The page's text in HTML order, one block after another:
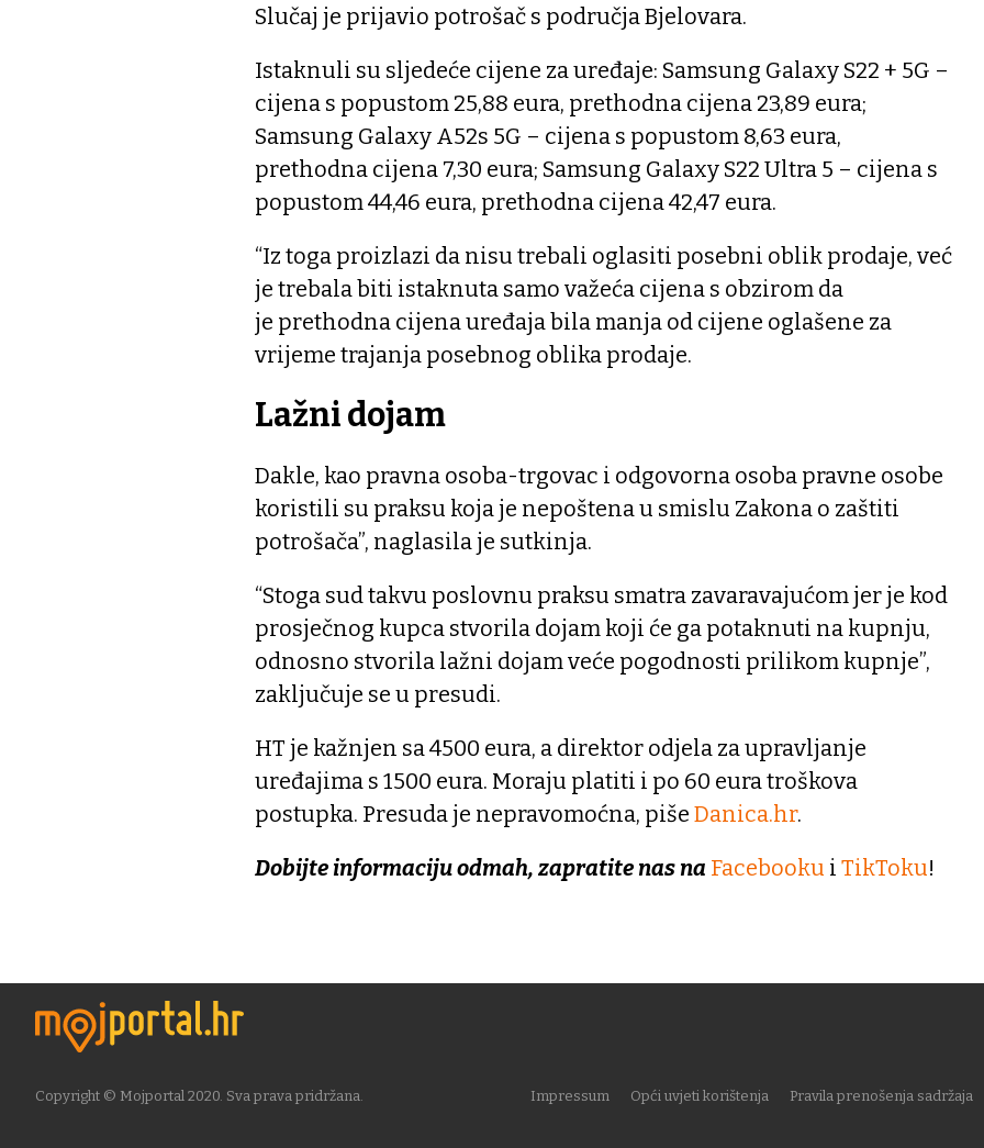
Slučaj je prijavio potrošač s područja Bjelovara.
Istaknuli su sljedeće cijene za uređaje: Samsung Galaxy S22 + 5G –
cijena s popustom 25,88 eura, prethodna cijena 23,89 eura;
Samsung Galaxy A52s 5G – cijena s popustom 8,63 eura,
prethodna cijena 7,30 eura; Samsung Galaxy S22 Ultra 5 – cijena s
popustom 44,46 eura, prethodna cijena 42,47 eura.
“Iz toga proizlazi da nisu trebali oglasiti posebni oblik prodaje, već
je trebala biti istaknuta samo važeća cijena s obzirom da
je prethodna cijena uređaja bila manja od cijene oglašene za
vrijeme trajanja posebnog oblika prodaje.
Lažni dojam
Dakle, kao pravna osoba-trgovac i odgovorna osoba pravne osobe
koristili su praksu koja je nepoštena u smislu Zakona o zaštiti
potrošača”, naglasila je sutkinja.
“Stoga sud takvu poslovnu praksu smatra zavaravajućom jer je kod
prosječnog kupca stvorila dojam koji će ga potaknuti na kupnju,
odnosno stvorila lažni dojam veće pogodnosti prilikom kupnje”,
zaključuje se u presudi.
HT je kažnjen sa 4500 eura, a direktor odjela za upravljanje
uređajima s 1500 eura. Moraju platiti i po 60 eura troškova
postupka. Presuda je nepravomoćna, piše Danica.hr.
Dobijte informaciju odmah, zapratite nas na Facebooku i TikToku!
Copyright © Mojportal 2020. Sva prava pridržana. Impressum Opći uvjeti korištenja Pravila prenošenja sadržaja